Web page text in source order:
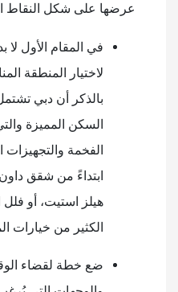
عرضها على شكل النقاط
في المقام الأول لا
لاختيار المنطقة
بالذكر أن دبي
السكن المميزة
الفخمة والتجهيزات
ابتداءً من شقق
هيلز استيت، أو فلل
الكثير من خيارات
ضع خطة لقضاء